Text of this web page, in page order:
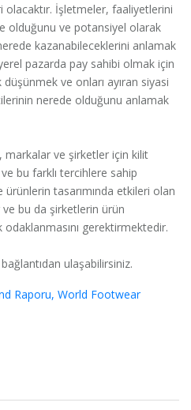
İşletmeler, faaliyetlerini
olduğunu ve potansiyel olarak
kazanabileceklerini anlamak
pazarda pay sahibi olmak için
ve onları ayıran siyasi
nerede olduğunu anlamak
markalar ve şirketler için kilit
bu farklı tercihlere sahip
tasarımında etkileri olan
bu da şirketlerin ürün
gerektirmektedir.
ulaşabilirsiniz.
Raporu, World Footwear